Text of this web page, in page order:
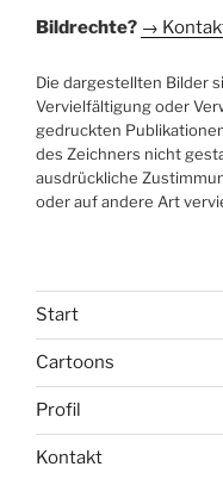
Bildrechte? →
Die dargestellten Bilder
Vervielfältigung oder
gedruckten
des Zeichners nicht
ausdrückliche
oder auf andere Art
Start
Cartoons
Profil
Kontakt